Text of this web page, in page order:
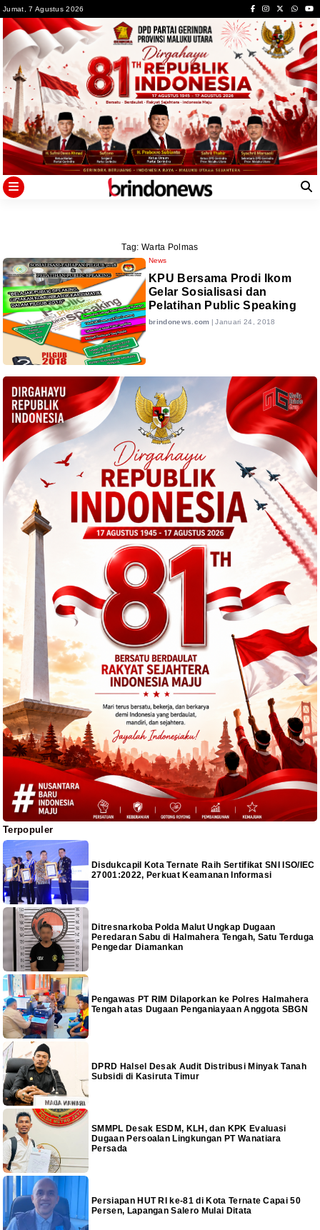
to
content
Jumat, 7 Agustus 2026
Tag: Warta Polmas
News
KPU Bersama Prodi Ikom
Gelar Sosialisasi dan
Pelatihan Public Speaking
brindonews.com | Januari 24, 2018
Terpopuler
Disdukcapil Kota Ternate Raih Sertifikat SNI ISO/IEC
27001:2022, Perkuat Keamanan Informasi
Ditresnarkoba Polda Malut Ungkap Dugaan
Peredaran Sabu di Halmahera Tengah, Satu Terduga
Pengedar Diamankan
Pengawas PT RIM Dilaporkan ke Polres Halmahera
Tengah atas Dugaan Penganiayaan Anggota SBGN
DPRD Halsel Desak Audit Distribusi Minyak Tanah
Subsidi di Kasiruta Timur
SMMPL Desak ESDM, KLH, dan KPK Evaluasi
Dugaan Persoalan Lingkungan PT Wanatiara
Persada
Persiapan HUT RI ke-81 di Kota Ternate Capai 50
Persen, Lapangan Salero Mulai Ditata